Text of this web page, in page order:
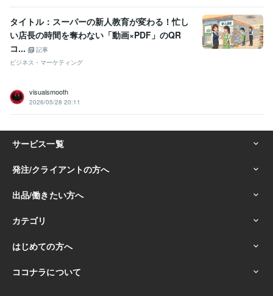
タイトル：スーパーの新人教育が変わる！忙し
い店長の時間を奪わない「動画×PDF」のQR
コ...
記事
ビジネス・マーケティング
visualsmooth
2026/05/28 20:11